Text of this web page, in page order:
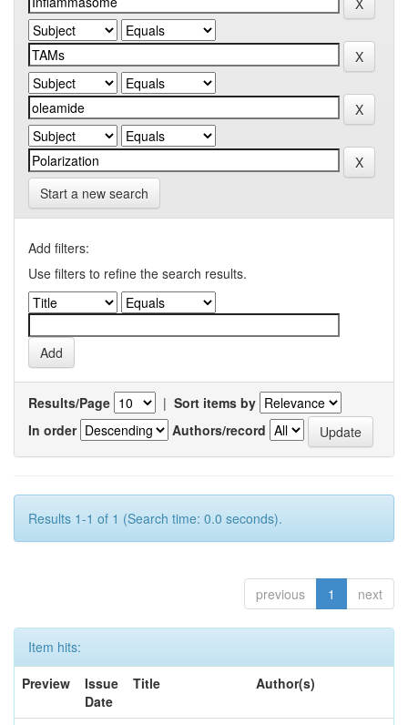
Start a new search
Add filters:
Use filters to refine the search results.
Results/Page | Sort items by
In order
Authors/record
Results 1-1 of 1 (Search time: 0.0 seconds).
previous 1 next
Item hits:
Preview
Issue
Date
Title Author(s)